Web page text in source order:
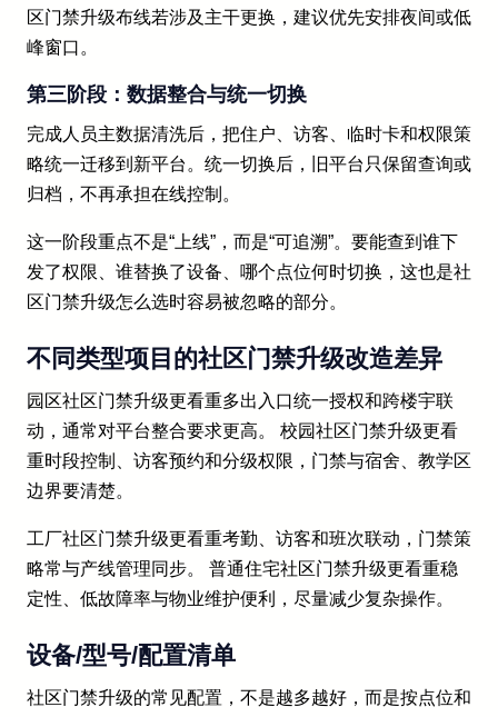
区门禁升级布线若涉及主干更换，建议优先安排夜间或低
峰窗口。
第三阶段：数据整合与统一切换
完成人员主数据清洗后，把住户、访客、临时卡和权限策
略统一迁移到新平台。统一切换后，旧平台只保留查询或
归档，不再承担在线控制。
这一阶段重点不是“上线”，而是“可追溯”。要能查到谁下
发了权限、谁替换了设备、哪个点位何时切换，这也是社
区门禁升级怎么选时容易被忽略的部分。
不同类型项目的社区门禁升级改造差异
园区社区门禁升级更看重多出入口统一授权和跨楼宇联
动，通常对平台整合要求更高。 校园社区门禁升级更看
重时段控制、访客预约和分级权限，门禁与宿舍、教学区
边界要清楚。
工厂社区门禁升级更看重考勤、访客和班次联动，门禁策
略常与产线管理同步。 普通住宅社区门禁升级更看重稳
定性、低故障率与物业维护便利，尽量减少复杂操作。
设备/型号/配置清单
社区门禁升级的常见配置，不是越多越好，而是按点位和